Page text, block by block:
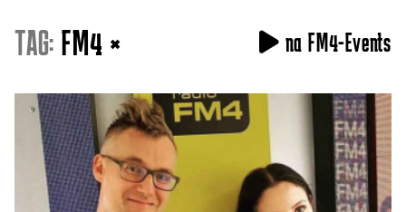
TAG: FM4 × na FM4-Events